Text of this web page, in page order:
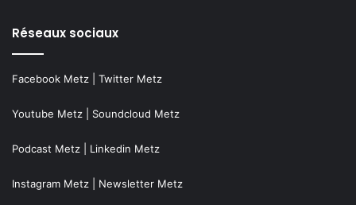
Réseaux sociaux
Facebook Metz Twitter Metz
Youtube Metz Soundcloud Metz
Podcast Metz Linkedin Metz
Instagram Metz Newsletter Metz